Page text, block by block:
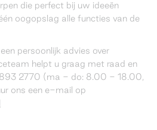
die perfect bij uw ideeën
oogopslag alle functies van de
persoonlijk advies over
helpt u graag met raad en
2770 (ma - do: 8.00 - 18.00,
ons een e-mail op